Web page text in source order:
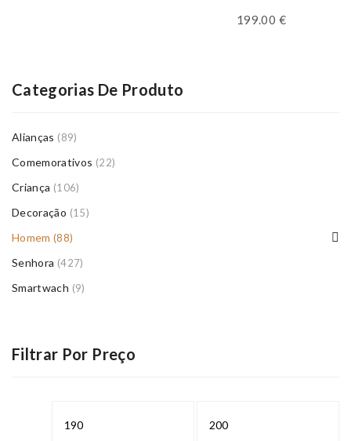
199.00 €
Categorias De Produto
Alianças (89)
Comemorativos (22)
Criança (106)
Decoração (15)
Homem (88)
Senhora (427)
Smartwach (9)
Filtrar Por Preço